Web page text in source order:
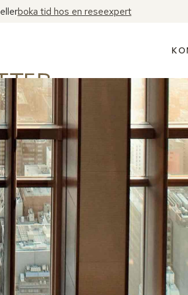
ellerboka tid hos en reseexpert